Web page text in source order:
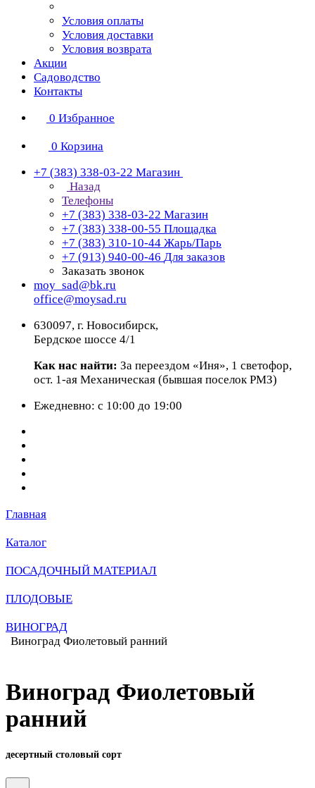
Условия оплаты
Условия доставки
Условия возврата
Акции
Садоводство
Контакты
0 Избранное
0 Корзина
+7 (383) 338-03-22 Магазин
Назад
Телефоны
+7 (383) 338-03-22 Магазин
+7 (383) 338-00-55 Площадка
+7 (383) 310-10-44 Жарь/Парь
+7 (913) 940-00-46 Для заказов
Заказать звонок
moy_sad@bk.ru
office@moysad.ru
630097, г. Новосибирск,
Бердское шоссе 4/1
Как нас найти: За переездом «Иня», 1 светофор,
ост. 1-ая Механическая (бывшая поселок РМЗ)
Ежедневно: с 10:00 до 19:00
Главная
Каталог
ПОСАДОЧНЫЙ МАТЕРИАЛ
ПЛОДОВЫЕ
ВИНОГРАД
Виноград Фиолетовый ранний
Виноград Фиолетовый
ранний
десертный столовый сорт